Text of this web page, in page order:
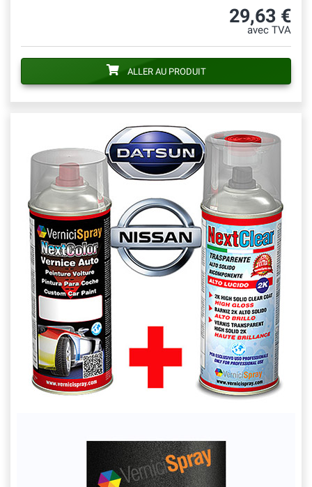
29,63 €
avec TVA
ALLER AU PRODUIT